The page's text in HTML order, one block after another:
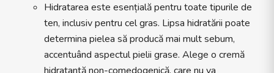
Hidratarea este esențială pentru toate tipurile de
ten, inclusiv pentru cel gras. Lipsa hidratării poate
determina pielea să producă mai mult sebum,
accentuând aspectul pielii grase. Alege o cremă